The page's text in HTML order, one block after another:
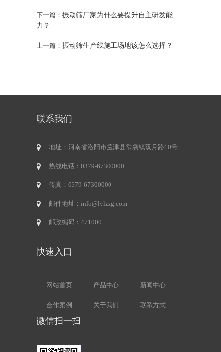
下一篇： 振动筛厂家为什么要提升自主研发能
力？
上一篇： 振动筛生产线施工场地该怎么选择？
联系我们
地址：河南省洛阳市孟津县常袋镇双月路10号
热线电话：0379-67300000
传真：0379-67300000
邮件地址：info@lylzzg.com
邮政编码：471000
快速入口
网站首页 产品中心 新闻中心
合作案例 关于我们 联系方式
微信扫一扫